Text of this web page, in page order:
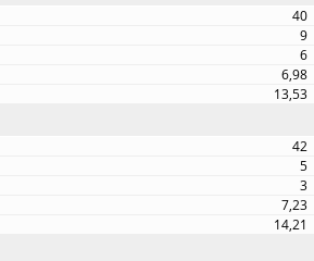
40
9
6
6,98
13,53
42
5
3
7,23
14,21